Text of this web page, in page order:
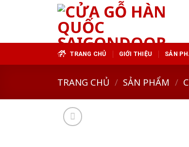
TRANG CHỦ GIỚI THIỆU SẢN
TRANG CHỦ / SẢN PHẨM /